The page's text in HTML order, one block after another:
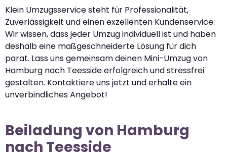
Klein Umzugsservice steht für Professionalität,
Zuverlässigkeit und einen exzellenten Kundenservice.
Wir wissen, dass jeder Umzug individuell ist und haben
deshalb eine maßgeschneiderte Lösung für dich
parat. Lass uns gemeinsam deinen Mini-Umzug von
Hamburg nach Teesside erfolgreich und stressfrei
gestalten. Kontaktiere uns jetzt und erhalte ein
unverbindliches Angebot!
Beiladung von Hamburg
nach Teesside